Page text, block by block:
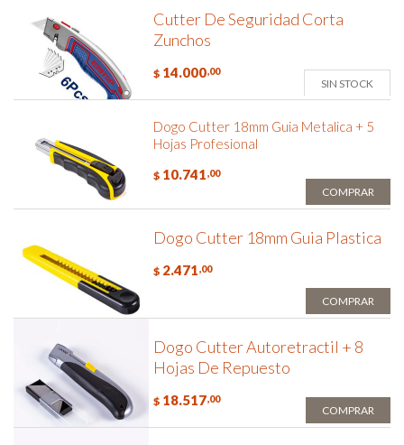
Cutter De Seguridad Corta
Zunchos
$ 14.000,00
SIN STOCK
Dogo Cutter 18mm Guia Metalica + 5
Hojas Profesional
$ 10.741,00
COMPRAR
Dogo Cutter 18mm Guia Plastica
$ 2.471,00
COMPRAR
Dogo Cutter Autoretractil + 8
Hojas De Repuesto
$ 18.517,00
COMPRAR